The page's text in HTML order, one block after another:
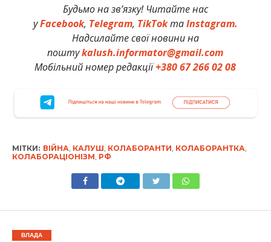
Будьмо на зв’язку! Читайте нас
уFacebook, Telegram, TikTokтаInstagram.
Надсилайте свої новини на
поштуkalush.informator@gmail.com
Мобільний номер редакції+380 67 266 02 08
МІТКИ: ВІЙНА, КАЛУШ, КОЛАБОРАНТИ, КОЛАБОРАНТКА,
КОЛАБОРАЦІОНІЗМ, РФ
ВЛАДА